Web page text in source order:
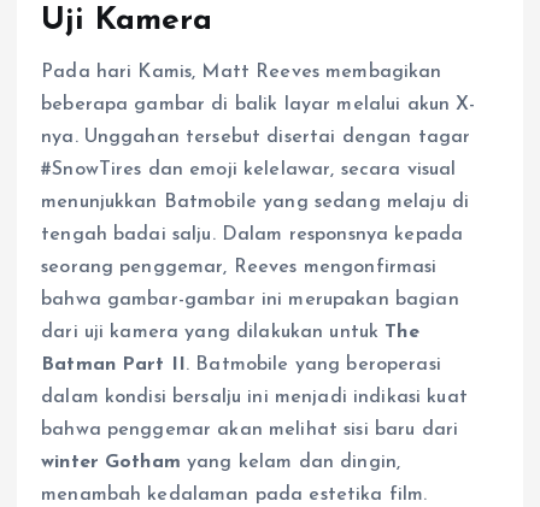
Uji Kamera
Pada hari Kamis, Matt Reeves membagikan
beberapa gambar di balik layar melalui akun X-
nya. Unggahan tersebut disertai dengan tagar
#SnowTires dan emoji kelelawar, secara visual
menunjukkan Batmobile yang sedang melaju di
tengah badai salju. Dalam responsnya kepada
seorang penggemar, Reeves mengonfirmasi
bahwa gambar-gambar ini merupakan bagian
dari uji kamera yang dilakukan untuk The
Batman Part II . Batmobile yang beroperasi
dalam kondisi bersalju ini menjadi indikasi kuat
bahwa penggemar akan melihat sisi baru dari
winter Gotham yang kelam dan dingin,
menambah kedalaman pada estetika film.